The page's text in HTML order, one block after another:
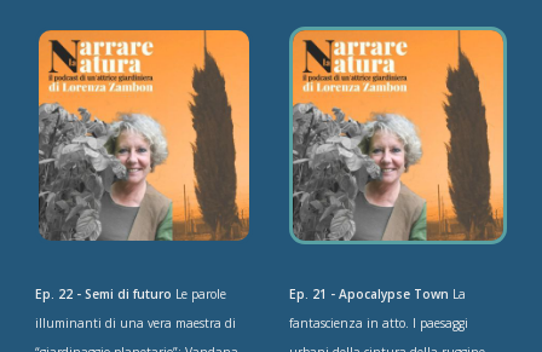
Ep. 22 - Semi di futuro Le parole
illuminanti di una vera maestra di
Ep. 21 - Apocalypse Town La
fantascienza in atto. I paesaggi